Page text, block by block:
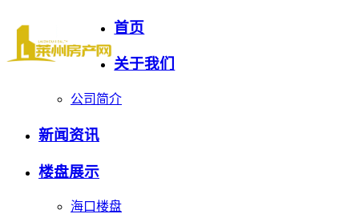
首页
关于我们
公司简介
新闻资讯
楼盘展示
海口楼盘